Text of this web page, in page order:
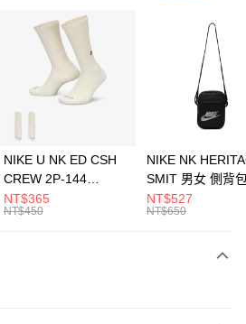
21家銀行
第一商業銀行
彰化商業銀行
NIKE U NK ED CSH
CREW 2P-144
EMBRDY 男女 短統襪
FZ3073133
NT$365
NT$450
NIKE NK
SMIT 男女 側背
BA5871010
NT$527
NT$650